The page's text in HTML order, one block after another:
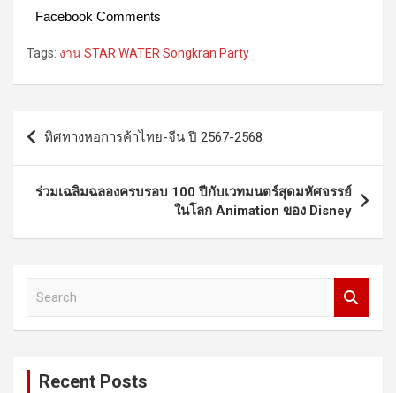
Facebook Comments
Tags: งาน STAR WATER Songkran Party
Post
navigation
ทิศทางหอการค้าไทย-จีน ปี 2567-2568
ร่วมเฉลิมฉลองครบรอบ 100 ปีกับเวทมนตร์สุดมหัศจรรย์
ในโลก Animation ของ Disney
Recent Posts